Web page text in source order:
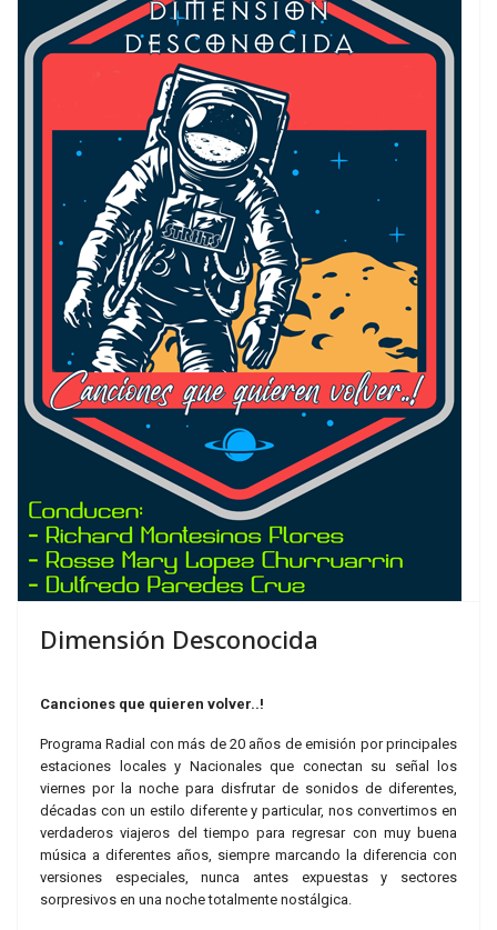
Dimensión Desconocida
Canciones que quieren volver..!
Programa Radial con más de 20 años de emisión por principales
estaciones locales y Nacionales que conectan su señal los
viernes por la noche para disfrutar de sonidos de diferentes,
décadas con un estilo diferente y particular, nos convertimos en
verdaderos viajeros del tiempo para regresar con muy buena
música a diferentes años, siempre marcando la diferencia con
versiones especiales, nunca antes expuestas y sectores
sorpresivos en una noche totalmente nostálgica.